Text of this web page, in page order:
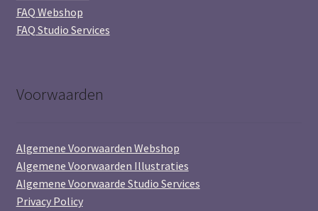
FAQ Webshop
FAQ Studio Services
Voorwaarden
Algemene Voorwaarden Webshop
Algemene Voorwaarden Illustraties
Algemene Voorwaarde Studio Services
Privacy Policy